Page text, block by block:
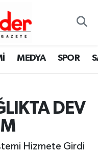
MEDYA SPOR
DEV
Hizmete Girdi
Haritası
ve Fikstür